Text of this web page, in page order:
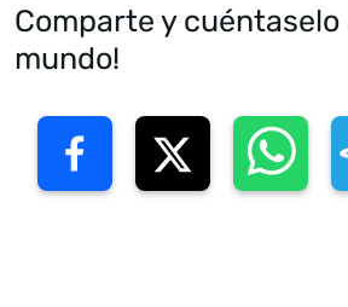
Comparte y cuéntaselo
mundo!